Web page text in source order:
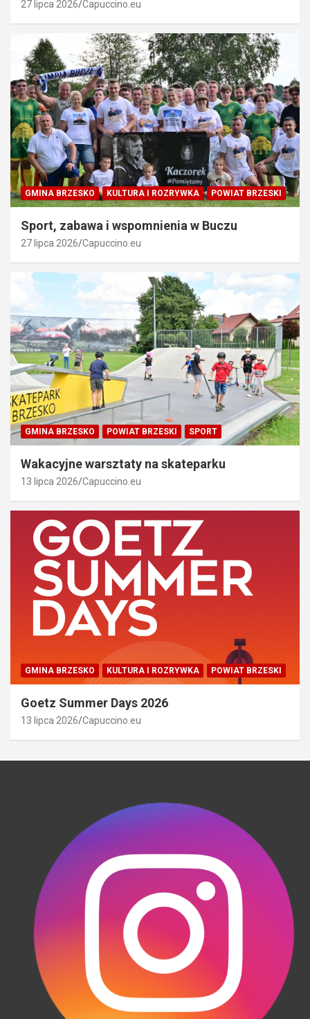
27 lipca 2026 Capuccino.eu
GMINA BRZESKO KULTURA I ROZRYWKA POWIAT BRZESKI
Sport, zabawa i wspomnienia w Buczu
27 lipca 2026 Capuccino.eu
GMINA BRZESKO POWIAT BRZESKI SPORT
Wakacyjne warsztaty na skateparku
13 lipca 2026 Capuccino.eu
GMINA BRZESKO KULTURA I ROZRYWKA POWIAT BRZESKI
Goetz Summer Days 2026
13 lipca 2026 Capuccino.eu